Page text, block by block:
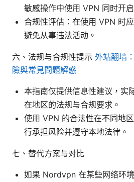
敏感操作中使用 VPN 同时开
合规性评估：在使用 VPN 时
避免从事违法活动。
六、法规与合规性提示 外站翻墙
險與常見問題解惑
本指南仅提供信息性建议，实
在地区的法规与合规要求。
使用 VPN 的合法性在不同地
行承担风险并遵守本地法律。
七、替代方案与对比
如果 Nordvpn 在某些网络环